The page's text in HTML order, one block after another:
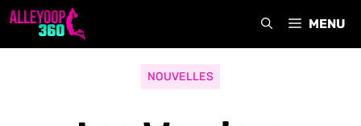
Aller
MENU
NOUVELLES